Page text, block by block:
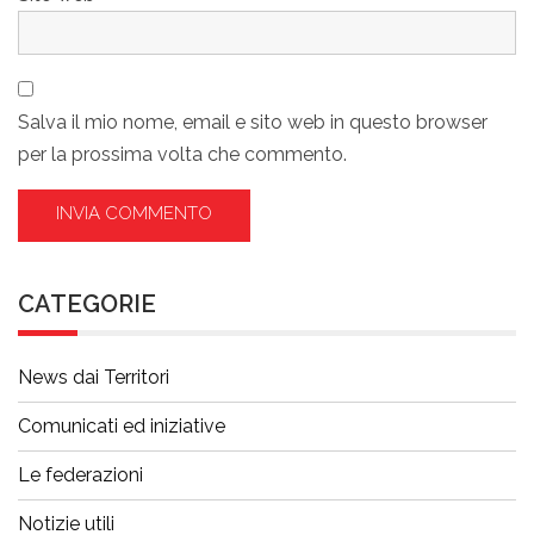
Salva il mio nome, email e sito web in questo browser
per la prossima volta che commento.
CATEGORIE
News dai Territori
Comunicati ed iniziative
Le federazioni
Notizie utili